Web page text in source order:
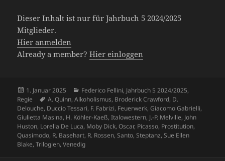
Dieser Inhalt ist nur für Jahrbuch 5 2024/2025
Mitglieder.
Hier anmelden
Already a member?Hier einloggen
Veröffentlicht
am
1. Januar 2025 Kategorien
Federico Fellini, Jahrbuch 5 2024/2025,
Regie
Schlagwörter
A. Quinn,Alkoholismus, Broderick Crawford, D.
Delouche, Duccio Tessari, F. Fabrizi, Feuerwerk,Giacomo Gabrielli,
Giulietta Masina, H. Köhler-Kaeß,Italowestern, J.-P. Melville, John
Huston, Lorella De Luca, Moby Dick,Oscar, Picasso, Prostitution,
Quasimodo, R. Basehart, R. Rossen,Santo,Steptanz,Sue Ellen
Blake,Trilogien,Venedig